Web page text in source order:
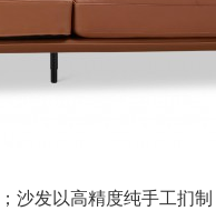
沙发以高精度纯手工扪